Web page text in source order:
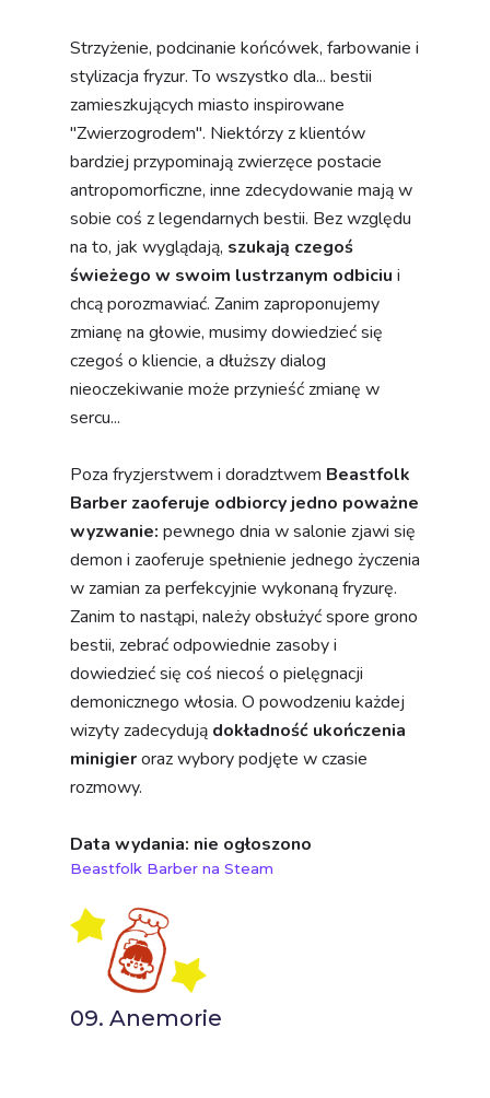
na to, jak wyglądają,szukają czegoś
świeżego w swoim lustrzanym odbiciu
chcą porozmawiać. Zanim zaproponujemy
zmianę na głowie, musimy dowiedzieć się
czegoś o kliencie, a dłuższy dialog
nieoczekiwanie może przynieść zmianę w
sercu...
Poza fryzjerstwem i doradztwemBeastfolk
Barber zaoferuje odbiorcy jedno poważne
wyzwanie:pewnego dnia w salonie zjawi się
demon i zaoferuje spełnienie jednego życzenia
w zamian za perfekcyjnie wykonaną fryzurę.
Zanim to nastąpi, należy obsłużyć spore grono
dowiedzieć się coś niecoś o pielęgnacji
demonicznego włosia. O powodzeniu każdej
wizyty zadecydujądokładność ukończenia
minigieroraz wybory podjęte w czasie
rozmowy.
Data wydania: nie ogłoszono
Beastfolk Barber na Steam